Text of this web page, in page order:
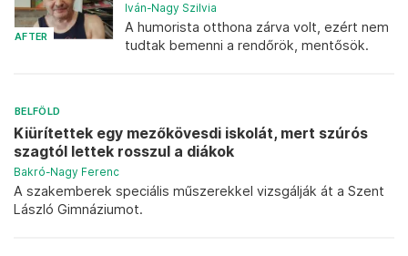
AFTER
Iván-Nagy Szilvia
A humorista otthona zárva volt, ezért nem
tudtak bemenni a rendőrök, mentősök.
BELFÖLD
Kiürítettek egy mezőkövesdi iskolát, mert szúrós
szagtól lettek rosszul a diákok
Bakró-Nagy Ferenc
A szakemberek speciális műszerekkel vizsgálják át a Szent
László Gimnáziumot.